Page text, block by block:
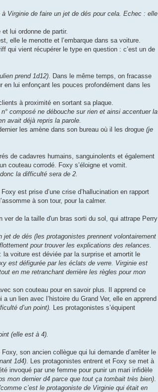
à Virginie de faire un jet de dés pour cela. Echec : elle
lui ordonne de partir.
elle le menotte et l’embarque dans sa voiture.
qui vient récupérer le type en question : c’est un de
prend 1d12) . Dans le même temps, on fracasse
en lui enfonçant les pouces profondément dans les
à proximité en sortant sa plaque.
composé ne débouche sur rien et ainsi accentuer la
avait déjà repris la parole.
les amène dans son bureau où il les drogue (je
de cadavres humains, sanguinolents et également
couteau corrodé. Foxy s’éloigne et vomit.
la difficulté sera de 2.
est prise d’une crise d’hallucination en rapport
à son tour, pour la calmer.
de la taille d'un bras sorti du sol, qui attrape Perry
jet de dés (les protagonistes prennent volontairement
pour trouver les explications des relances.
voiture est déviée par la surprise et amortit le
est défigurée par les éclats de verre. Virginie est
en me retranchant derrière les règles pour mon
son couteau pour en savoir plus. Il apprend ce
un lien avec l’histoire du Grand Ver, elle en apprend
d’un point).
Les protagonistes s’équipent
(elle est à 4).
son ancien collègue qui lui demande d’arrêter le
1d4) . Les protagonistes entrent et Foxy se met à
invoqué par une femme pour punir un mari infidèle
mon dernier d4 parce que tout ça tombait très bien)
c’est le protagoniste de Virginie qui était en